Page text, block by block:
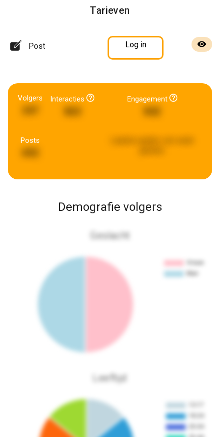
Tarieven
Post Log in
Volgers Interacties
863
Engagement
842
Posts
Demografie volgers
Geslacht
Leeftijd